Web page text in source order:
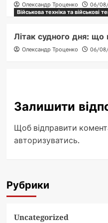
Олександр Троценко
06/
Військова техніка та військові
Літак судного дня: що
Олександр Троценко 06/
Залишити
Щоб відправити
авторизуватись.
Рубрики
Uncategorized